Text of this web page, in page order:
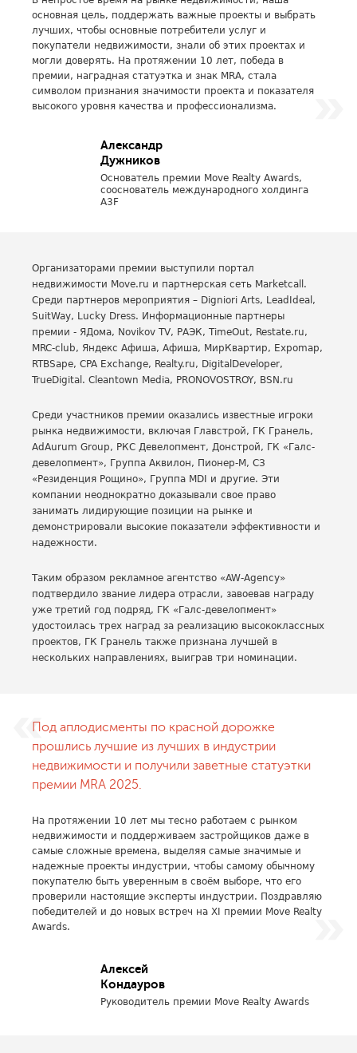
основная цель, поддержать важные проекты и выбрать
лучших, чтобы основные потребители услуг и
покупатели недвижимости, знали об этих проектах и
могли доверять. На протяжении 10 лет, победа в
премии, наградная статуэтка и знак MRA, стала
символом признания значимости проекта и показателя
высокого уровня качества и профессионализма.
Александр
Дужников
Основатель премии Move Realty Awards,
сооснователь международного холдинга
A3F
Организаторами премии выступили портал
недвижимости Move.ru и партнерская сеть Marketcall.
Среди партнеров мероприятия – Digniori Arts, LeadIdeal,
SuitWay, Lucky Dress. Информационные партнеры
премии - ЯДома, Novikov TV, РАЭК, TimeOut, Restate.ru,
MRC-club, Яндекс Афиша, Афиша, МирКвартир, Expomap,
RTBSape, CPA Exchange, Realty.ru, DigitalDeveloper,
TrueDigital. Cleantown Media, PRONOVOSTROY, BSN.ru
Среди участников премии оказались известные игроки
рынка недвижимости, включая Главстрой, ГК Гранель,
AdAurum Group, РКС Девелопмент, Донстрой, ГК «Галс-
девелопмент», Группа Аквилон, Пионер-М, СЗ
«Резиденция Рощино», Группа MDI и другие. Эти
компании неоднократно доказывали свое право
занимать лидирующие позиции на рынке и
демонстрировали высокие показатели эффективности и
надежности.
Таким образом рекламное агентство «AW-Agency»
подтвердило звание лидера отрасли, завоевав награду
уже третий год подряд, ГК «Галс-девелопмент»
удостоилась трех наград за реализацию высококлассных
проектов, ГК Гранель также признана лучшей в
нескольких направлениях, выиграв три номинации.
Под аплодисменты по красной дорожке
прошлись лучшие из лучших в индустрии
недвижимости и получили заветные статуэтки
премии MRA 2025.
На протяжении 10 лет мы тесно работаем с рынком
недвижимости и поддерживаем застройщиков даже в
самые сложные времена, выделяя самые значимые и
надежные проекты индустрии, чтобы самому обычному
покупателю быть уверенным в своём выборе, что его
проверили настоящие эксперты индустрии. Поздравляю
победителей и до новых встреч на XI премии Move Realty
Awards.
Алексей
Кондауров
Руководитель премии Move Realty Awards